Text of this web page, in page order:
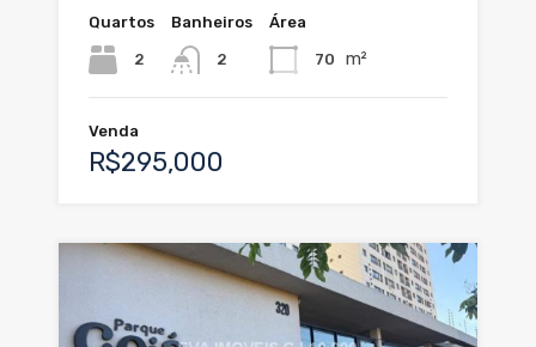
Quartos
2
Banheiros
2
Área
70 m²
Venda
R$295,000